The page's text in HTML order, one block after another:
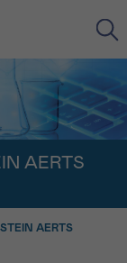
AERTS
AERTS
vos
Confirmation